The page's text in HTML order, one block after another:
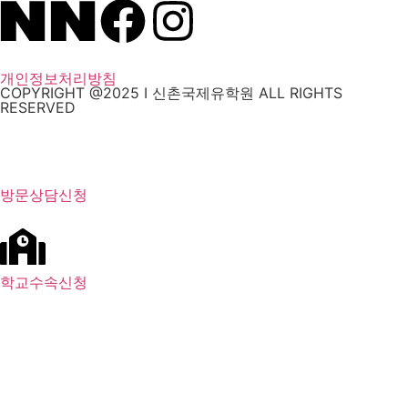
개인정보처리방침
COPYRIGHT @2025 I 신촌국제유학원 ALL RIGHTS
RESERVED
방문상담신청
학교수속신청